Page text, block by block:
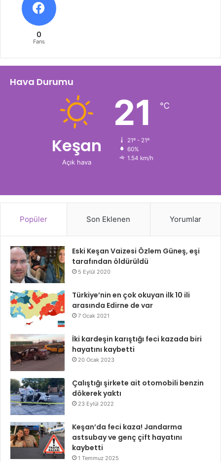
0
Fans
Hava Durumu
Keşan
Açık hava
21 ℃
21º - 21º
60%
1.54 km/h
Popüler Son Eklenen Yorumlar
Eski Keşan Vaizesi Özlem Güneş, eşi
tarafından öldürüldü
5 Eylül 2020
Türkiye’nin en çok okuyan ilk 10 ili
arasında Edirne de var
7 Ocak 2021
İki kardeşin karıştığı feci kazada biri
hayatını kaybetti
20 Ocak 2023
Çalıştığı şirkete ait otomobili benzin
dökerek yaktı
23 Eylül 2022
Keşan’da feci kaza! Jandarma
astsubay ve genç çift hayatını
kaybetti
1 Temmuz 2025